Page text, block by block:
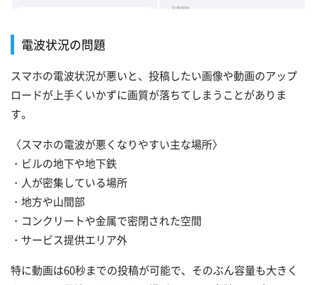
電波状況の問題
スマホの電波状況が悪いと、投稿したい画像や動画のアップ
ロードが上手くいかずに画質が落ちてしまうことがありま
す。
〈スマホの電波が悪くなりやすい主な場所〉
・ビルの地下や地下鉄
・人が密集している場所
・地方や山間部
・コンクリートや金属で密閉された空間
・サービス提供エリア外
特に動画は60秒までの投稿が可能で、そのぶん容量も大きく